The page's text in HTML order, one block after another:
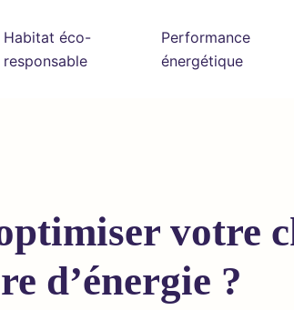
Habitat éco-
responsable
Performance
énergétique
votre
d’énergie ?